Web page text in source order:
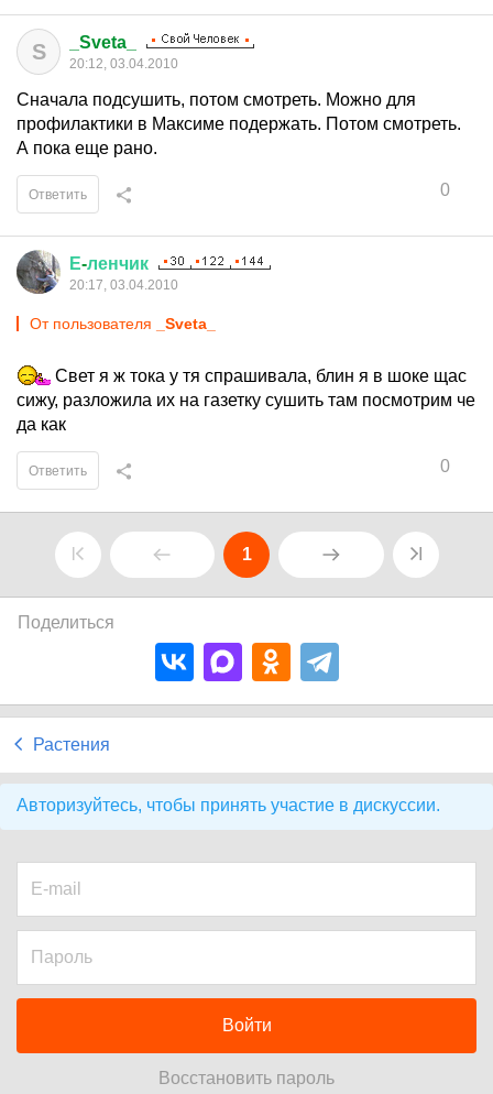
S _Sveta_
20:12, 03.04.2010
Сначала подсушить, потом смотреть. Можно для
профилактики в Максиме подержать. Потом смотреть.
А пока еще рано.
0
Ответить
Е-ленчик
20:17, 03.04.2010
От пользователя _Sveta_
Свет я ж тока у тя спрашивала, блин я в шоке щас
сижу, разложила их на газетку сушить там посмотрим че
да как
0
Ответить
1
Поделиться
Растения
Авторизуйтесь, чтобы принять участие в дискуссии.
Войти
Восстановить пароль